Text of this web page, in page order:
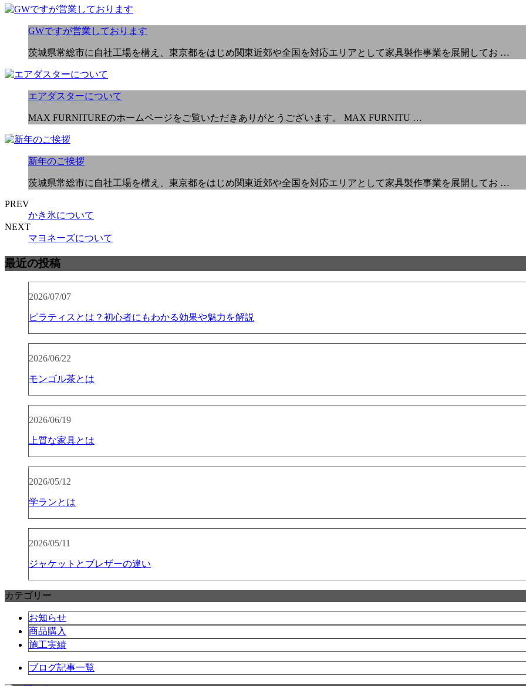
GWですが営業しております
茨城県常総市に自社工場を構え、東京都をはじめ関東近郊や全国を対応エリアとして家具製作事業を展開してお …
エアダスターについて
MAX FURNITUREのホームページをご覧いただきありがとうございます。 MAX FURNITU …
新年のご挨拶
茨城県常総市に自社工場を構え、東京都をはじめ関東近郊や全国を対応エリアとして家具製作事業を展開してお …
PREV
かき氷について
NEXT
マヨネーズについて
最近の投稿
2026/07/07
ピラティスとは？初心者にもわかる効果や魅力を解説
2026/06/22
モンゴル茶とは
2026/06/19
上質な家具とは
2026/05/12
学ランとは
2026/05/11
ジャケットとブレザーの違い
カテゴリー
お知らせ
商品購入
施工実績
ブログ記事一覧